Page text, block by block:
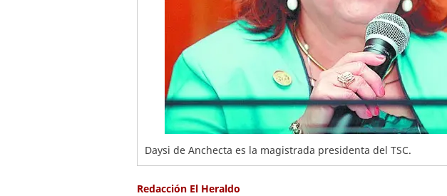
Daysi de Anchecta es la magistrada presidenta del TSC.
Redacción El Heraldo